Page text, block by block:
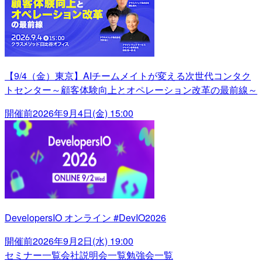
【9/4（金）東京】AIチームメイトが変える次世代コンタク
トセンター～顧客体験向上とオペレーション改革の最前線～
開催前2026年9月4日(金) 15:00
DevelopersIO オンライン #DevIO2026
開催前2026年9月2日(水) 19:00
セミナー一覧会社説明会一覧勉強会一覧